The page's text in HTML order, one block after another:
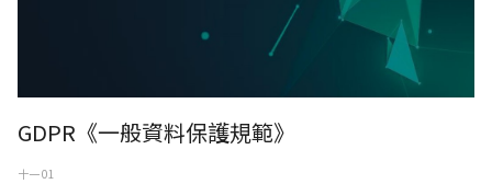
GDPR《一般資料保護規範》
十一 01